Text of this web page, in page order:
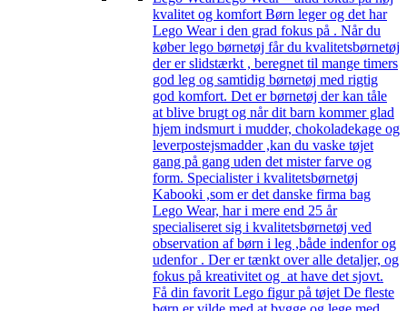
kvalitet og komfort Børn leger og det har
Lego Wear i den grad fokus på . Når du
køber lego børnetøj får du kvalitetsbørnetøj
der er slidstærkt , beregnet til mange timers
god leg og samtidig børnetøj med rigtig
god komfort. Det er børnetøj der kan tåle
at blive brugt og når dit barn kommer glad
hjem indsmurt i mudder, chokoladekage og
leverpostejsmadder ,kan du vaske tøjet
gang på gang uden det mister farve og
form. Specialister i kvalitetsbørnetøj
Kabooki ,som er det danske firma bag
Lego Wear, har i mere end 25 år
specialiseret sig i kvalitetsbørnetøj ved
observation af børn i leg ,både indenfor og
udenfor . Der er tænkt over alle detaljer, og
fokus på kreativitet og at have det sjovt.
Få din favorit Lego figur på tøjet De fleste